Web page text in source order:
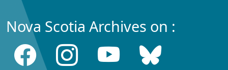
Nova Scotia Archives on :